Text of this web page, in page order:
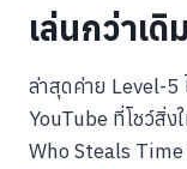
เล่นกว่าเดิม
ล่าสุดค่าย Level-5
YouTube ที่โชว์สิ่
Who Steals